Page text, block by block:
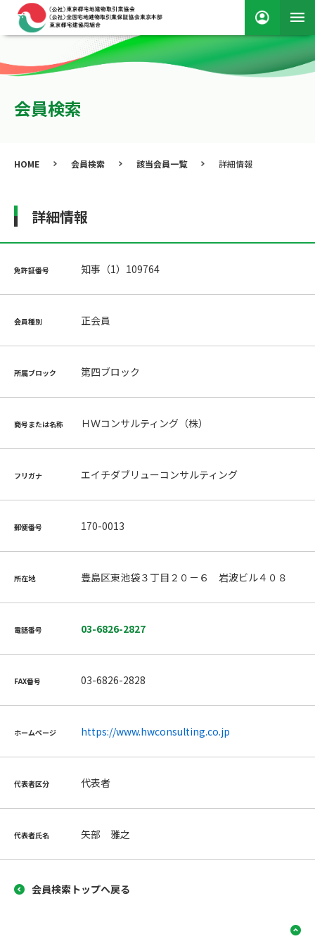
会員検索
HOME 会員検索 該当会員一覧 詳細情報
詳細情報
免許証番号 知事（1）109764
会員種別 正会員
所属ブロック 第四ブロック
商号または名称 ＨＷコンサルティング（株）
フリガナ エイチダブリューコンサルティング
郵便番号 170-0013
所在地 豊島区東池袋３丁目２０－６ 岩波ビル４０８
電話番号 03-6826-2827
FAX番号 03-6826-2828
ホームページ https://www.hwconsulting.co.jp
代表者区分 代表者
代表者氏名 矢部 雅之
会員検索トップへ戻る